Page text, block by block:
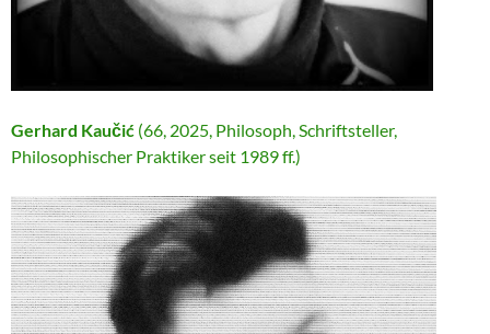
Gerhard Kaučić (66, 2025, Philosoph, Schriftsteller,
Philosophischer Praktiker seit 1989 ff.)